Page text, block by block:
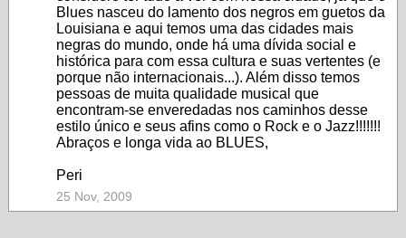
Blues nasceu do lamento dos negros em guetos da
Louisiana e aqui temos uma das cidades mais
negras do mundo, onde há uma dívida social e
histórica para com essa cultura e suas vertentes (e
porque não internacionais...). Além disso temos
pessoas de muita qualidade musical que
encontram-se enveredadas nos caminhos desse
estilo único e seus afins como o Rock e o Jazz!!!!!!!
Abraços e longa vida ao BLUES,
Peri
25 Nov, 2009